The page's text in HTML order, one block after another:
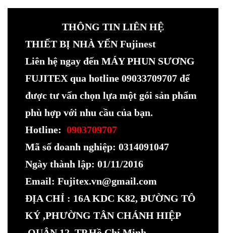
THÔNG TIN LIÊN HỆ
THIẾT BỊ NHÀ YẾN Fujinest
Liên hệ ngay đến MÁY PHUN SƯƠNG
FUJITEX qua hotline 09033709707 để
được tư vấn chọn lựa một gói sản phẩm
phù hợp với nhu cầu của bạn.
Hotline: 0903709707
Mã số doanh nghiệp: 0314091047
Ngày thành lập: 01/11/2016
Email: Fujitex.vn@gmail.com
ĐỊA CHỈ : 16A KDC K82, ĐƯỜNG TÔ
KÝ ,PHƯỜNG TÂN CHÁNH HIỆP